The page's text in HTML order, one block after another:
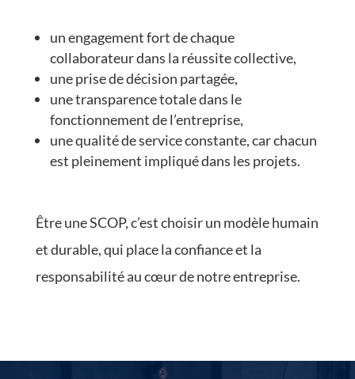
un engagement fort de chaque
collaborateur dans la réussite collective,
une prise de décision partagée,
une transparence totale dans le
fonctionnement de l’entreprise,
une qualité de service constante, car chacun
est pleinement impliqué dans les projets.
Être une SCOP, c’est choisir un modèle humain
et durable, qui place la confiance et la
responsabilité au cœur de notre entreprise.